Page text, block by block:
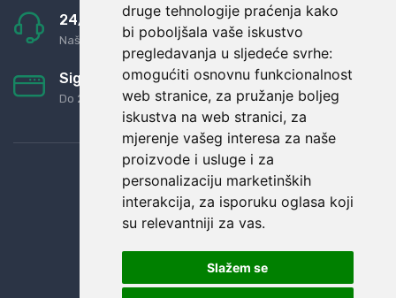
druge tehnologije praćenja kako
bi poboljšala vaše iskustvo
pregledavanja u sljedeće svrhe:
omogućiti osnovnu funkcionalnost
web stranice, za pružanje boljeg
iskustva na web stranici, za
mjerenje vašeg interesa za naše
proizvode i usluge i za
personalizaciju marketinških
interakcija, za isporuku oglasa koji
su relevantniji za vas.
Slažem se
24/7 odlična podrška
Naši agenti uvijek na raspolaganju
Sigurno obročno plaćanje
Do 24 rata bez kamata